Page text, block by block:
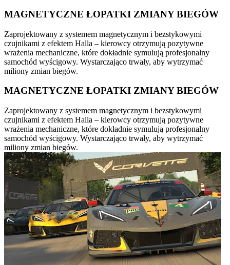
MAGNETYCZNE ŁOPATKI ZMIANY BIEGÓW
Zaprojektowany z systemem magnetycznym i bezstykowymi
czujnikami z efektem Halla – kierowcy otrzymują pozytywne
wrażenia mechaniczne, które dokładnie symulują profesjonalny
samochód wyścigowy. Wystarczająco trwały, aby wytrzymać
miliony zmian biegów.
MAGNETYCZNE ŁOPATKI ZMIANY BIEGÓW
Zaprojektowany z systemem magnetycznym i bezstykowymi
czujnikami z efektem Halla – kierowcy otrzymują pozytywne
wrażenia mechaniczne, które dokładnie symulują profesjonalny
samochód wyścigowy. Wystarczająco trwały, aby wytrzymać
miliony zmian biegów.